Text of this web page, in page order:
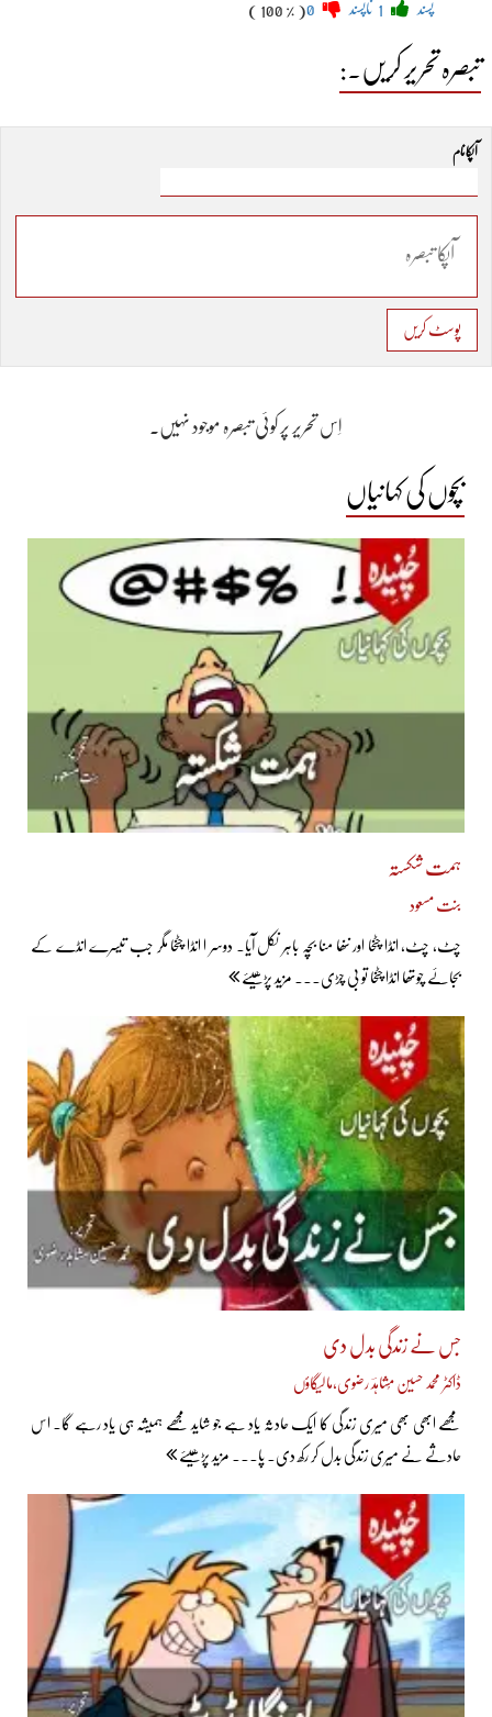
پسند ناپسند ( 100 % )
تبصرہ تحریر کریں۔:
آپکا نام
پوسٹ کریں
اِس تحریر پر کوئی تبصرہ موجود نہیں۔
بچوں کی کہانیاں
ہمت شکستہ
بنت مسعود
چٹ، چٹ، انڈا چٹخا اور ننھا منا بچہ باہر نکل آیا۔ دوسر ا انڈا چٹخا مگر جب تیسرے انڈے کے
بجائے چوتھا انڈا چٹخا تو بی چڑی... مزید پڑھیئے
جس نے زندگی بدل دی
ڈاکٹر محمد حسین مُشاہدؔ رضوی،مالیگاؤں
مجھے ابھی بھی میری زندگی کا ایک حادثہ یاد ہے جو شاید مجھے ہمیشہ ہی یاد رہے گا۔ اس
حادثے نے میری زندگی بدل کر رکھ دی۔ پا... مزید پڑھیئے